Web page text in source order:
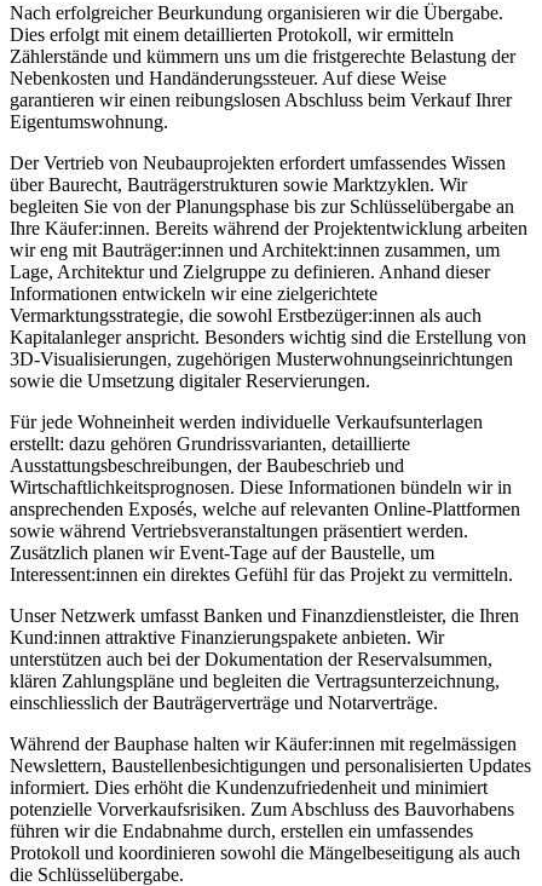
Nach erfolgreicher Beurkundung organisieren wir die Übergabe.
Dies erfolgt mit einem detaillierten Protokoll, wir ermitteln
Zählerstände und kümmern uns um die fristgerechte Belastung der
Nebenkosten und Handänderungssteuer. Auf diese Weise
garantieren wir einen reibungslosen Abschluss beim Verkauf Ihrer
Eigentumswohnung.
Der Vertrieb von Neubauprojekten erfordert umfassendes Wissen
über Baurecht, Bauträgerstrukturen sowie Marktzyklen. Wir
begleiten Sie von der Planungsphase bis zur Schlüsselübergabe an
Ihre Käufer:innen. Bereits während der Projektentwicklung arbeiten
wir eng mit Bauträger:innen und Architekt:innen zusammen, um
Lage, Architektur und Zielgruppe zu definieren. Anhand dieser
Informationen entwickeln wir eine zielgerichtete
Vermarktungsstrategie, die sowohl Erstbezüger:innen als auch
Kapitalanleger anspricht. Besonders wichtig sind die Erstellung von
3D-Visualisierungen, zugehörigen Musterwohnungseinrichtungen
sowie die Umsetzung digitaler Reservierungen.
Für jede Wohneinheit werden individuelle Verkaufsunterlagen
erstellt: dazu gehören Grundrissvarianten, detaillierte
Ausstattungsbeschreibungen, der Baubeschrieb und
Wirtschaftlichkeitsprognosen. Diese Informationen bündeln wir in
ansprechenden Exposés, welche auf relevanten Online-Plattformen
sowie während Vertriebsveranstaltungen präsentiert werden.
Zusätzlich planen wir Event-Tage auf der Baustelle, um
Interessent:innen ein direktes Gefühl für das Projekt zu vermitteln.
Unser Netzwerk umfasst Banken und Finanzdienstleister, die Ihren
Kund:innen attraktive Finanzierungspakete anbieten. Wir
unterstützen auch bei der Dokumentation der Reservalsummen,
klären Zahlungspläne und begleiten die Vertragsunterzeichnung,
einschliesslich der Bauträgerverträge und Notarverträge.
Während der Bauphase halten wir Käufer:innen mit regelmässigen
Newslettern, Baustellenbesichtigungen und personalisierten Updates
informiert. Dies erhöht die Kundenzufriedenheit und minimiert
potenzielle Vorverkaufsrisiken. Zum Abschluss des Bauvorhabens
führen wir die Endabnahme durch, erstellen ein umfassendes
Protokoll und koordinieren sowohl die Mängelbeseitigung als auch
die Schlüsselübergabe.